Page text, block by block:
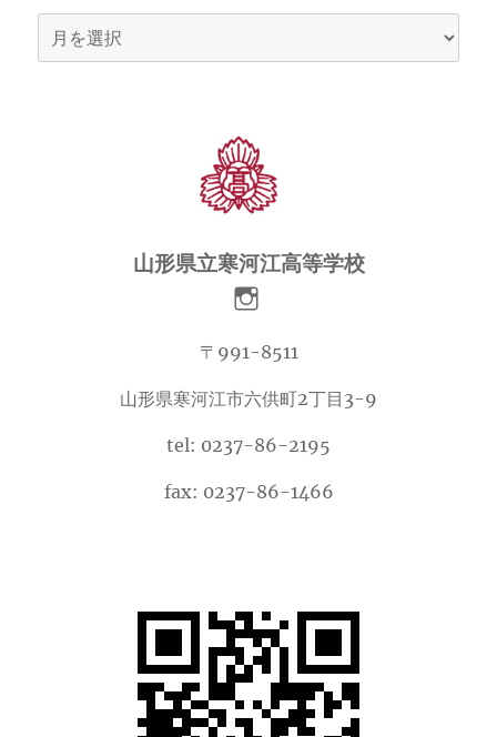
ー
山形県立寒河江高等学校
〒991-8511
山形県寒河江市六供町2丁目3-9
tel: 0237-86-2195
fax: 0237-86-1466